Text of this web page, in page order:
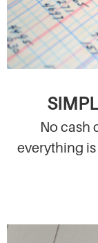
No cash
everything